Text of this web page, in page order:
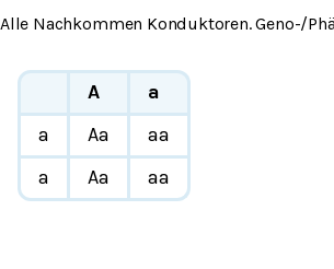
Alle Nachkommen Konduktoren. Geno-/
A
a
a
Aa
aa
a
Aa aa